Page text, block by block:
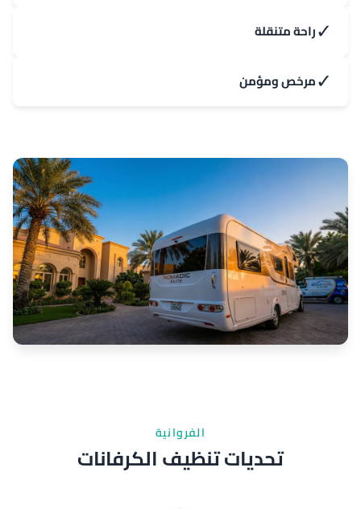
✓راحة متنقلة
✓مرخص ومؤمن
الفروانية
تحديات تنظيف الكرفانات